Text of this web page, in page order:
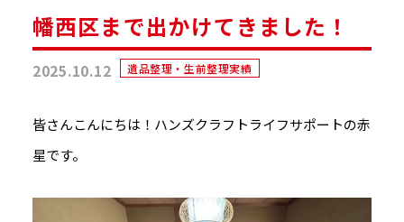
幡西区まで出かけてきました！
2025.10.12 遺品整理・生前整理実績
皆さんこんにちは！ハンズクラフトライフサポートの赤
星です。